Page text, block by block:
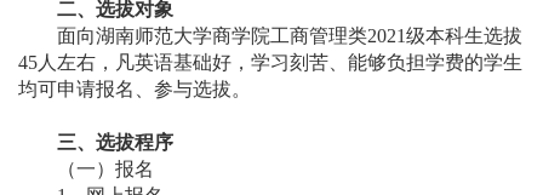
二、 选拔对象
面向湖南师范大学商学院工商管理类2021级本科生选拔
45 人左右，凡英语基础好，学习刻苦、能够负担学费的学生
均可申请报名、参与选拔。
三、选拔程序
（一）报名